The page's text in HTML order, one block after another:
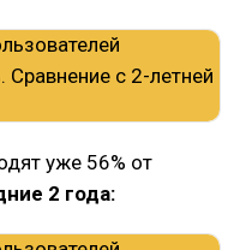
уже 56% от
2 года: